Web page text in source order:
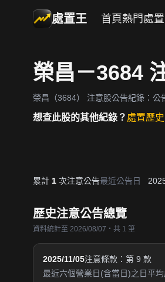
處置王 首頁 熱門處
榮昌－3684
榮昌（3684） 注意股公告紀錄：公
想查此股的其他紀錄？ 處置歷史
累計 1 次注意公告最近公告日
歷史注意公告總覽
資料統計至 2026/08/07・共 1 筆
2025/11/05注意條款：第 9 款
最近六個營業日(含當日)之日平